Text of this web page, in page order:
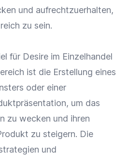
und aufrechtzuerhalten,
zu sein.
für Desire im Einzelhandel
ist die Erstellung eines
oder einer
, um das
zu wecken und ihren
zu steigern. Die
und